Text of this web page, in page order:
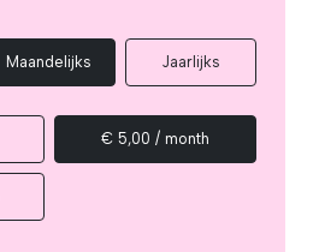
Maandelijks Jaarlijks
€ 5,00 / month